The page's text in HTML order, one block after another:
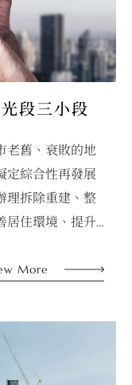
段三小段
老舊、衰敗的地
定綜合性再發展
理拆除重建、整
居住環境、提升
More